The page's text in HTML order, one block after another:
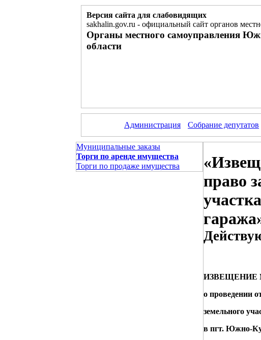
Версия сайта для слабовидящих
sakhalin.gov.ru - официальный сайт органов
Органы местного самоуправления
области
Администрация Собрание депутатов
Муниципальные заказы
Торги по аренде имущества
Торги по продаже имущества
право
ИЗВЕЩЕНИЕ
о проведении
земельного
в пгт. Южно-